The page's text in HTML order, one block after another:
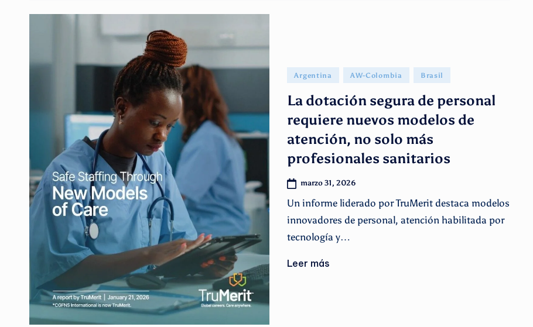
Publicado
Argentina AW-Colombia Brasil
La dotación segura de personal
requiere nuevos modelos de
atención, no solo más
profesionales sanitarios
marzo 31, 2026
Un informe liderado por TruMerit destaca modelos
innovadores de personal, atención habilitada por
tecnología y…
Leer más